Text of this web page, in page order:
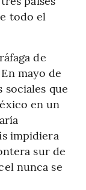
todo el
de
mayo de
sociales que
en un
impidiera
sur de
nunca se